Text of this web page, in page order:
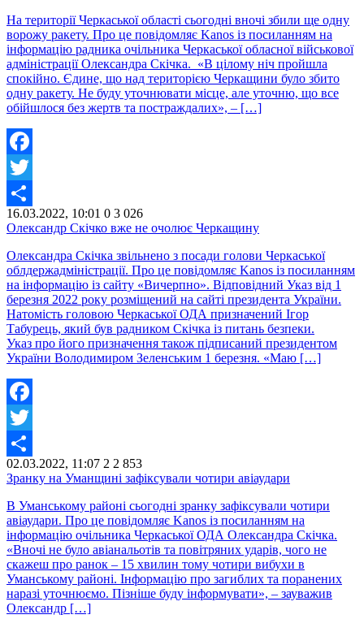
На території Черкаської області сьогодні вночі збили ще одну
ворожу ракету. Про це повідомляє Kanos із посиланням на
інформацію радника очільника Черкаської обласної військової
адміністрації Олександра Скічка. «В цілому ніч пройшла
спокійно. Єдине, що над територією Черкащини було збито
одну ракету. Не буду уточнювати місце, але уточню, що все
обійшлося без жертв та постраждалих», – […]
Facebook
Twitter
Share
16.03.2022, 10:01 0 3 026
Олександр Скічко вже не очолює Черкащину
Олександра Скічка звільнено з посади голови Черкаської
облдержадміністрації. Про це повідомляє Kanos із посиланням
на інформацію із сайту «Вичерпно». Відповідний Указ від 1
березня 2022 року розміщений на сайті президента України.
Натомість головою Черкаської ОДА призначений Ігор
Табурець, який був радником Скічка із питань безпеки.
Указ про його призначення також підписаний президентом
України Володимиром Зеленським 1 березня. «Маю […]
Facebook
Twitter
Share
02.03.2022, 11:07 2 2 853
Зранку на Уманщині зафіксували чотири авіаудари
В Уманському районі сьогодні зранку зафіксували чотири
авіаудари. Про це повідомляє Kanos із посиланням на
інформацію очільника Черкаської ОДА Олександра Скічка.
«Вночі не було авіанальотів та повітряних ударів, чого не
скажеш про ранок – 15 хвилин тому чотири вибухи в
Уманському районі. Інформацію про загиблих та поранених
наразі уточнюємо. Пізніше буду інформувати», – зауважив
Олександр […]